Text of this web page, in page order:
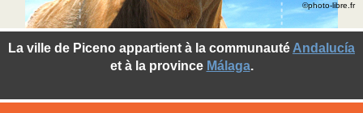
La ville de Piceno appartient à la communauté Andalucía
et à la province Málaga.
©photo-libre.fr